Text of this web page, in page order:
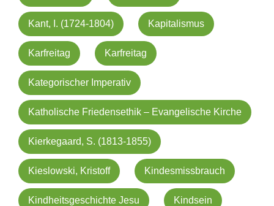
Kant, I. (1724-1804) Kapitalismus
Karfreitag Karfreitag
Kategorischer Imperativ
Katholische Friedensethik – Evangelische Kirche
Kierkegaard, S. (1813-1855)
Kieslowski, Kristoff Kindesmissbrauch
Kindheitsgeschichte Jesu Kindsein